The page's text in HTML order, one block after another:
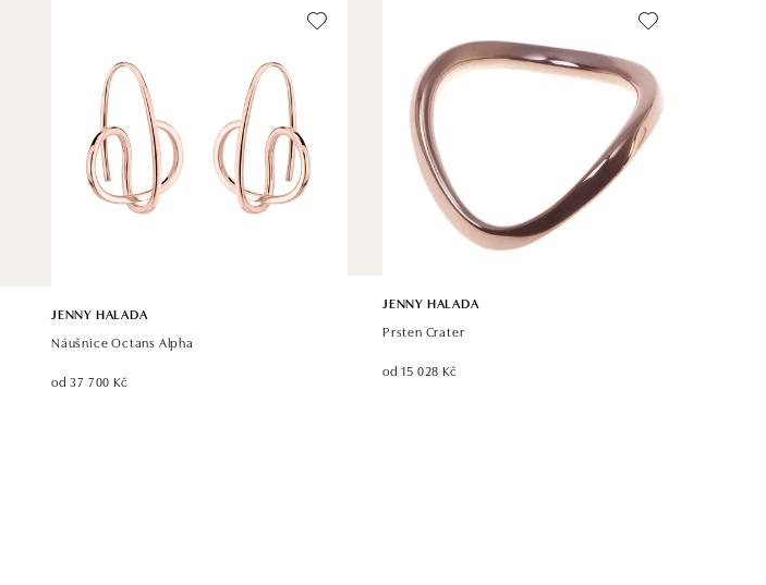
JENNY HALADA
Náušnice Octans Alpha
od 37 700 Kč
JENNY HALADA
Prsten Crater
od 15 028 Kč